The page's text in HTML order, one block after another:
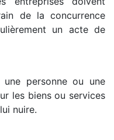
de la concurrence
un acte de
personne ou une
les biens ou services
nuire.